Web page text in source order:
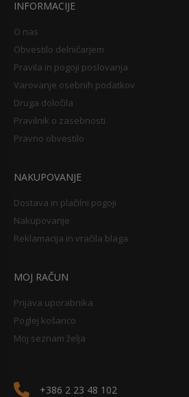
INFORMACIJE
O nas
Obvestilo delničarjem
Pravila in pogoji poslovanja
Varovanje osebnih podatkov
Druga določila
Pravilnik o zasebnosti
Pravno obvestilo
NAKUPOVANJE
Dostava in plačilni pogoji
Nakupovanje
Reklamacija in vračila blaga
MOJ RAČUN
Prijava uporabnika
Poglej košarico
Moj seznam želja
+386 2 23 48 102